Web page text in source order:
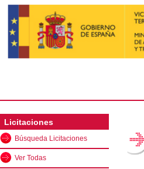
Licitaciones
Búsqueda Licitaciones
Ver Todas